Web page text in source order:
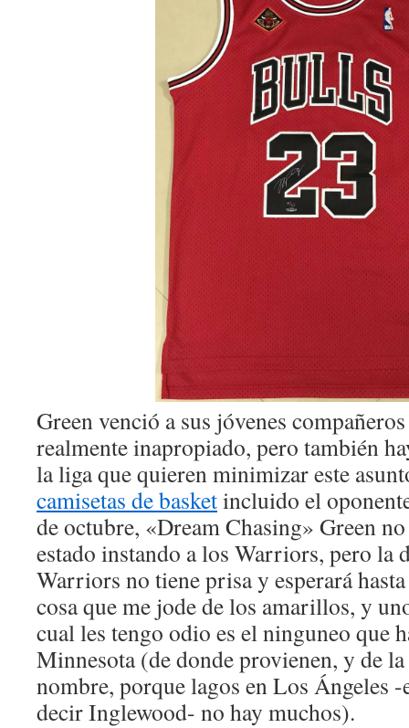
Green venció a sus jóvenes
realmente inapropiado, pero también
la liga que quieren minimizar este
camisetas de basketincluido el
de octubre, «Dream Chasing» Green
estado instando a los Warriors, pero la
Warriors no tiene prisa y esperará
cosa que me jode de los amarillos, y
cual les tengo odio es el ninguneo que
Minnesota (de donde provienen, y de
nombre, porque lagos en Los Ángeles -
decir Inglewood- no hay muchos).